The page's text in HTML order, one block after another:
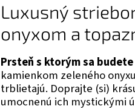
Luxusný
onyxom a
Prsteň s ktorým sa
kamienkom zeleného
trblietajú. Doprajte (si)
umocnenú ich mystickými